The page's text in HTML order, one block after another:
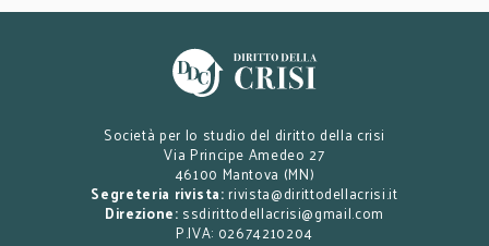
Società per lo studio del diritto della crisi
Via Principe Amedeo 27
46100 Mantova (MN)
Segreteria rivista: rivista@dirittodellacrisi.it
Direzione: ssdirittodellacrisi@gmail.com
P.IVA: 02674210204